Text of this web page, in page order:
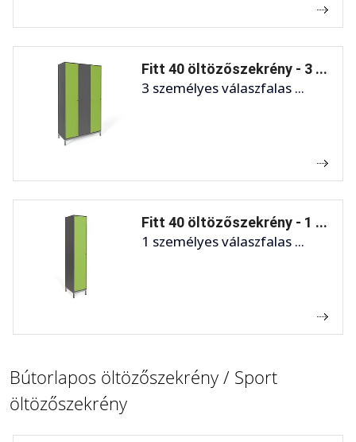
Fitt 40 öltözőszekrény - 3 ...
3 személyes válaszfalas ...
Fitt 40 öltözőszekrény - 1 ...
1 személyes válaszfalas ...
Bútorlapos öltözőszekrény / Sport
öltözőszekrény